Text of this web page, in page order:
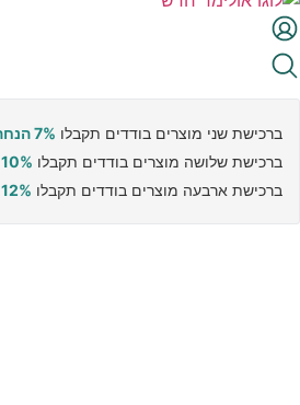
ברכישת שני מוצרים בודדים תקבלו 7% הנחה
ברכישת שלושה מוצרים בודדים תקבלו 10% הנחה
ברכישת ארבעה מוצרים בודדים תקבלו 12% הנחה